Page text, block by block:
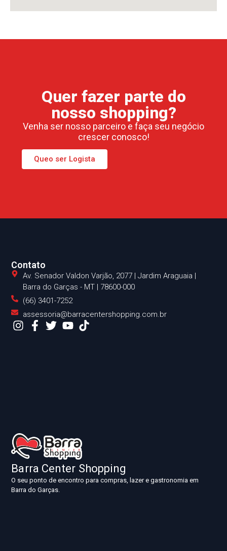
Quer fazer parte do
nosso shopping?
Venha ser nosso parceiro e faça seu negócio
crescer conosco!
Queo ser Logista
Barra Center Shopping
O seu ponto de encontro para compras, lazer e gastronomia em
Barra do Garças.
Contato
Av. Senador Valdon Varjão, 2077 | Jardim Araguaia |
Barra do Garças - MT | 78600-000
(66) 3401-7252
assessoria@barracentershopping.com.br